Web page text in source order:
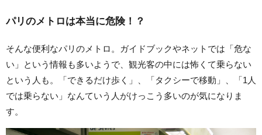
パリのメトロは本当に危険！？
そんな便利なパリのメトロ。ガイドブックやネットでは「危な
い」という情報も多いようで、観光客の中には怖くて乗らない
という人も。「できるだけ歩く」、「タクシーで移動」、「1人
では乗らない」なんていう人がけっこう多いのが気になりま
す。